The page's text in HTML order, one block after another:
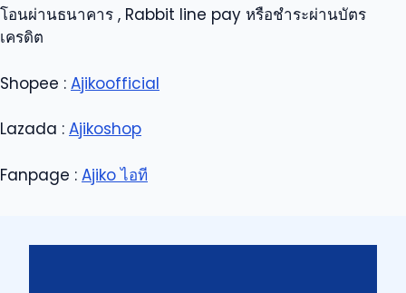
โอนผ่านธนาคาร , Rabbit line pay หรือชำระผ่านบัตร
เครดิต
Shopee : Ajikoofficial
Lazada : Ajikoshop
Fanpage : Ajiko ไอที